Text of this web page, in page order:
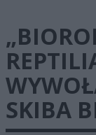
SKIBA